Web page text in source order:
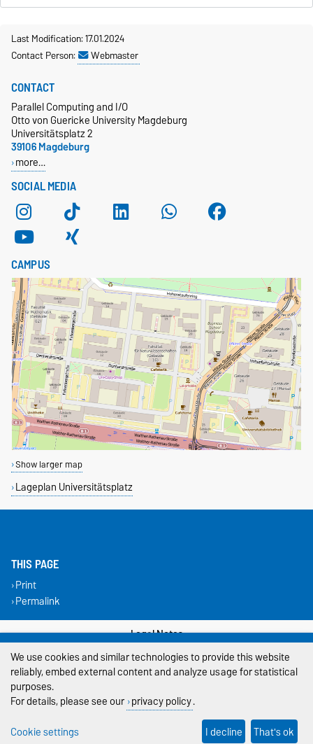
Last Modification: 17.01.2024
Contact Person:
Webmaster
SOCIAL MEDIA
CONTACT
Parallel Computing and I/O
Otto von Guericke University Magdeburg
Universitätsplatz 2
39106 Magdeburg
more…
CAMPUS
Show larger map
Lageplan Universitätsplatz
THIS PAGE
Print
Permalink
Legal Notes
Privacy Policy
We use cookies and similar technologies to provide this website
reliably, embed external content and analyze usage for statistical
purposes.
For details, please see our privacy policy.
Cookie settings
I decline That's ok